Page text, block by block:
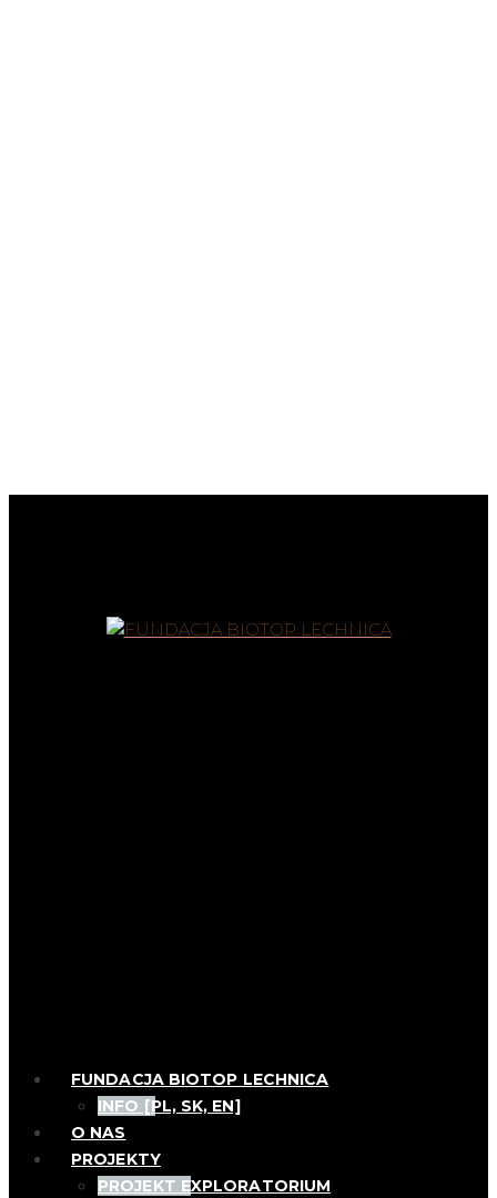
FUNDACJA BIOTOP LECHNICA
INFO [PL, SK, EN]
O NAS
PROJEKTY
PROJEKT EXPLORATORIUM